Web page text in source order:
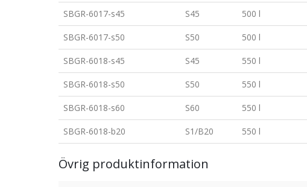
SBGR-6017-s45 S45 500 l
SBGR-6017-s50 S50 500 l
SBGR-6018-s45 S45 550 l
SBGR-6018-s50 S50 550 l
SBGR-6018-s60 S60 550 l
SBGR-6018-b20 S1/B20 550 l
Övrig produktinformation